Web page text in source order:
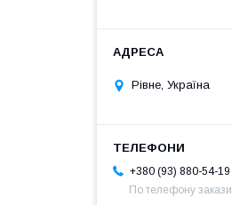
Рівне, Україна
+380 (93) 880-54-19
По телефону